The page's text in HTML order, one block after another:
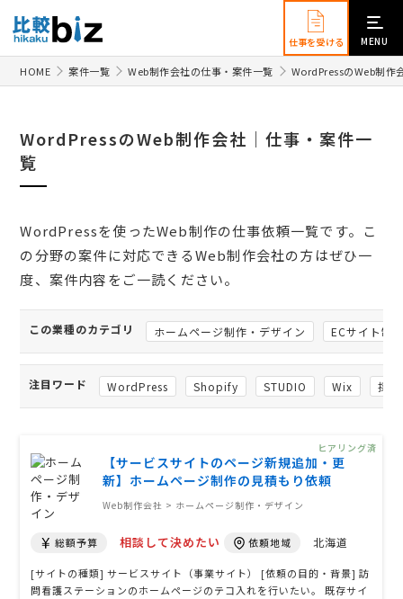
仕事を受ける MENU
HOME 案件一覧 Web制作会社の仕事・案件一覧 WordPressのWeb制作
WordPressのWeb制作会社｜仕事・案件一
覧
WordPressを使ったWeb制作の仕事依頼一覧です。こ
の分野の案件に対応できるWeb制作会社の方はぜひ一
度、案件内容をご一読ください。
この業種のカテゴリ ホームページ制作・デザイン ECサイト制
注目ワード WordPress Shopify STUDIO Wix 採
【サービスサイトのページ新規追加・更
新】ホームページ制作の見積もり依頼
Web制作会社 > ホームページ制作・デザイン
総額予算 相談して決めたい 依頼地域 北海道
[サイトの種類] サービスサイト（事業サイト） [依頼の目的・背景] 訪
問看護ステーションのホームページのテコ入れを行いたい。 既存サイ
ヒアリング済